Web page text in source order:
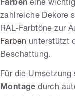
Farben eine
zahlreiche Dekore
RAL‑Farbtöne zur
Farben unterstützt
Beschattung.
Für die Umsetzung
Montage durch